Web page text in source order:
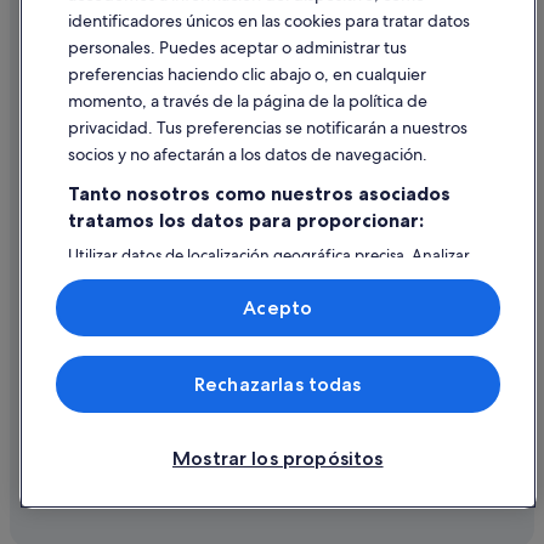
Ayuda
Cancelar un vuelo
Cancelar una reserva de hotel o de un alquiler vacacional
Utilizar un cupón de Expedia
Documentos para viajes internacionales
© 2026 Expedia, Inc., una empresa de Expedia Group. Todos los
derechos reservados. Expedia y el logotipo de Expedia son marcas
comerciales o marcas comerciales registradas de Expedia, Inc.
identificadores únicos en las cookies para tratar datos
personales. Puedes aceptar o administrar tus
preferencias haciendo clic abajo o, en cualquier
momento, a través de la página de la política de
privacidad. Tus preferencias se notificarán a nuestros
socios y no afectarán a los datos de navegación.
Tanto nosotros como nuestros asociados
tratamos los datos para proporcionar:
Utilizar datos de localización geográfica precisa. Analizar
activamente las características del dispositivo para su
identificación. Almacenar la información en un dispositivo
y/o acceder a ella. Publicidad y contenido personalizados,
medición de publicidad y contenido, investigación de
audiencia y desarrollo de servicios.
Lista de asociados (proveedores)
Mostrar los propósitos
Rechazarlas todas
Acepto